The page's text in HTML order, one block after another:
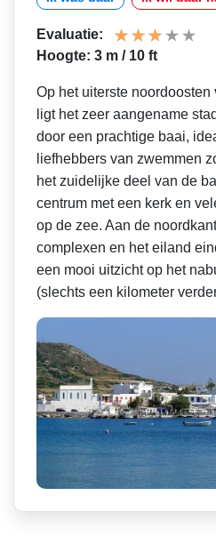
Evaluatie:
Hoogte: 3 m / 10 ft
Op het uiterste
ligt het zeer aangename
door een prachtige baai,
liefhebbers van zwemmen
het zuidelijke deel van de
centrum met een kerk en
op de zee. Aan de
complexen en het eiland
een mooi uitzicht op het
(slechts een kilometer